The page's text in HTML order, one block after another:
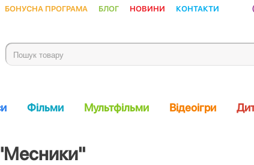
Бонусна програма Блог Новини Контакти
Фільми Мультфільми Відеоігри